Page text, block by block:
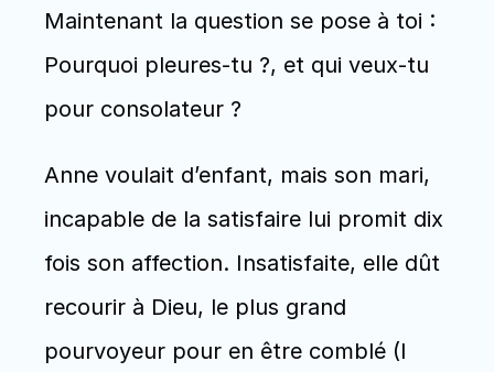
Maintenant la question se pose à toi :
Pourquoi pleures-tu ?, et qui veux-tu
pour consolateur ?
Anne voulait d’enfant, mais son mari,
incapable de la satisfaire lui promit dix
fois son affection. Insatisfaite, elle dût
recourir à Dieu, le plus grand
pourvoyeur pour en être comblé (I